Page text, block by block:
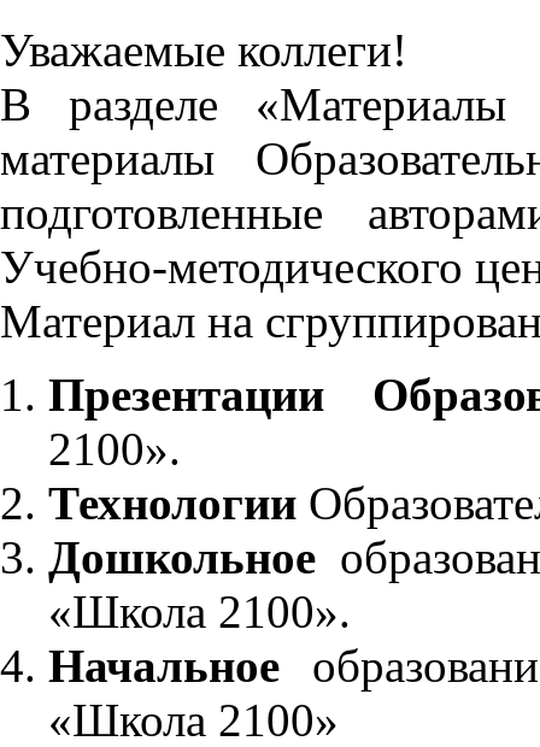
Уважаемые коллеги!
В разделе «Материалы
материалы
подготовленные
Учебно-методического
Материал на
Презентации
2100».
Технологии
Дошкольное
«Школа 2100».
Начальное
«Школа 2100»